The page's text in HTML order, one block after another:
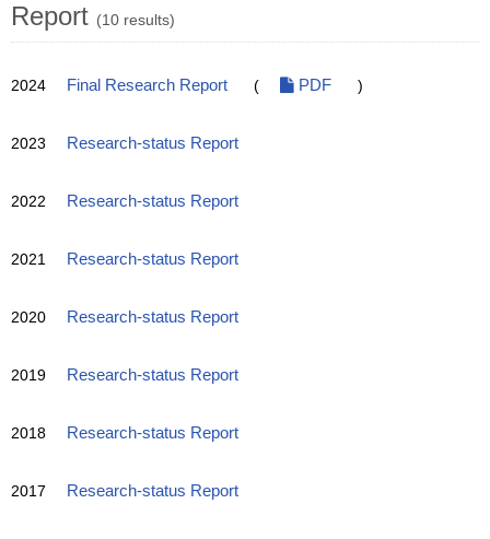
Report (10 results)
2024 Final Research Report ( PDF )
2023 Research-status Report
2022 Research-status Report
2021 Research-status Report
2020 Research-status Report
2019 Research-status Report
2018 Research-status Report
2017 Research-status Report